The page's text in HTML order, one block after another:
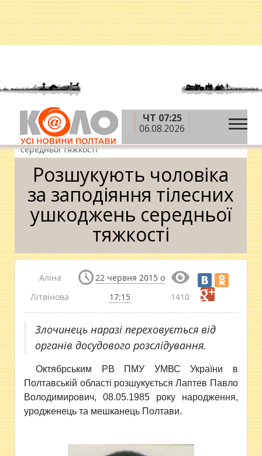
ЧТ 07:25
06.08.2026
Головна » Новини » Кримінал »
Розшукують
чоловіка за заподіяння тілесних ушкоджень
середньої тяжкості
Розшукують чоловіка
за заподіяння тілесних
ушкоджень середньої
тяжкості
Аліна
Літвінова
22 червня 2015 о
17:15
1410
Злочинець наразі переховується від
органів досудового розслідування.
Октябрським РВ ПМУ УМВС України в
Полтавській області розшукується Лаптев Павло
Володимирович, 08.05.1985 року народження,
уродженець та мешканець Полтави.